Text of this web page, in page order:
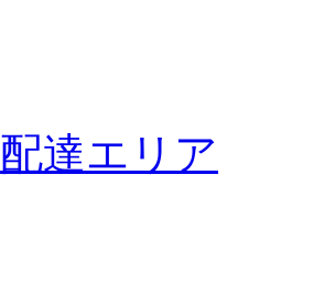
配達エリア